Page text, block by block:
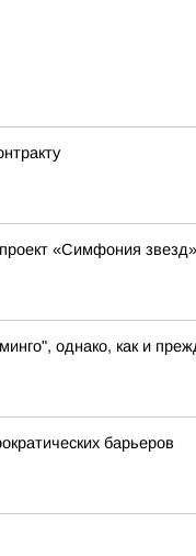
«Симфония звезд»
однако, как и
барьеров